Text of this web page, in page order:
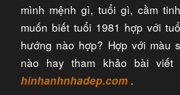
mình mệnh gì, tuổi gì, cầm
muốn biết tuổi 1981 hợp với
hướng nào hợp? Hợp với màu
nào hay tham khảo bài viết
hinhanhnhadep.com.​